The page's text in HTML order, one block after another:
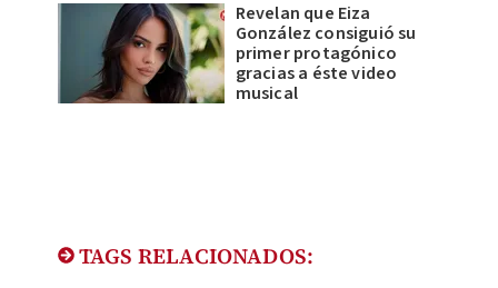
Revelan que Eiza
González consiguió su
primer protagónico
gracias a éste video
musical
TAGS RELACIONADOS: